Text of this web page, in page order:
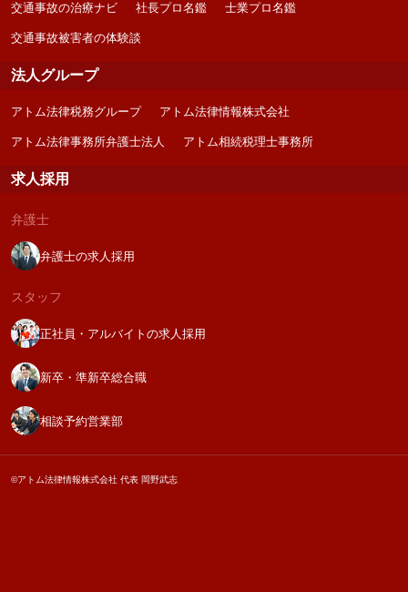
交通事故の治療ナビ 社長プロ名鑑 士業プロ名鑑
交通事故被害者の体験談
法人グループ
アトム法律税務グループ アトム法律情報株式会社
アトム法律事務所弁護士法人 アトム相続税理士事務所
求人採用
弁護士
弁護士の求人採用
スタッフ
正社員・アルバイトの求人採用
新卒・準新卒総合職
相談予約営業部
©アトム法律情報株式会社 代表 岡野武志